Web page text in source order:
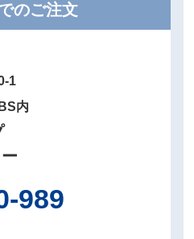
のご注文
1
内
989